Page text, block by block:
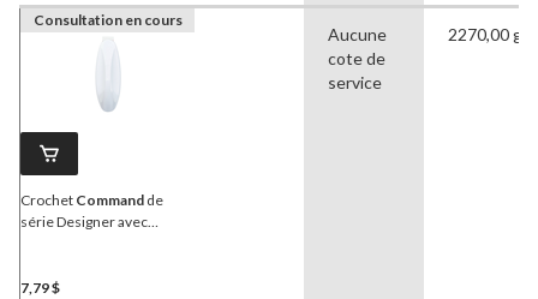
Consultation en cours
Crochet Command de
série Designer avec
7,79 $
Aucune
cote de
service
2270,00 g